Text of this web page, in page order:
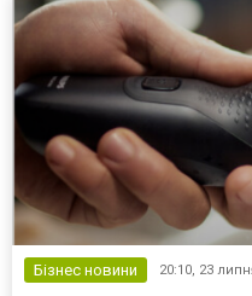
по ч...
Бізнес новини 20:10, 23